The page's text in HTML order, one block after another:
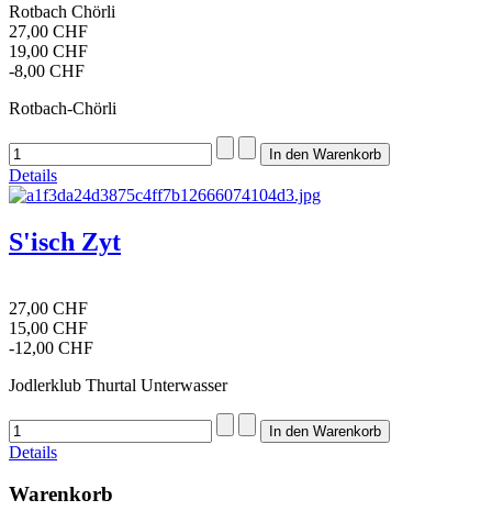
Rotbach Chörli
27,00 CHF
19,00 CHF
-8,00 CHF
Rotbach-Chörli
Details
S'isch Zyt
27,00 CHF
15,00 CHF
-12,00 CHF
Jodlerklub Thurtal Unterwasser
Details
Warenkorb